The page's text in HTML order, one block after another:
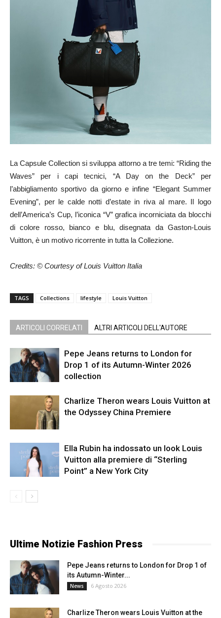
La Capsule Collection si sviluppa attorno a tre temi: “Riding the
Waves” per i capi tecnici, “A Day on the Deck” per
l’abbigliamento sportivo da giorno e infine “Elegant Summer
Evening”, per le calde notti d’estate in riva al mare. Il logo
dell’America’s Cup, l’iconica “V” grafica incorniciata da blocchi
di colore rosso, bianco e blu, disegnata da Gaston-Louis
Vuitton, è un motivo ricorrente in tutta la Collezione.
Credits: © Courtesy of Louis Vuitton Italia
TAGS Collections lifestyle Louis Vuitton
ARTICOLI CORRELATI ALTRI ARTICOLI DELL'AUTORE
Pepe Jeans returns to London for
Drop 1 of its Autumn-Winter 2026
collection
Charlize Theron wears Louis Vuitton at
the Odyssey China Premiere
Ella Rubin ha indossato un look Louis
Vuitton alla premiere di “Sterling
Point” a New York City
Ultime Notizie Fashion Press
Pepe Jeans returns to London for Drop 1 of
its Autumn-Winter...
News 6 Agosto 2026
Charlize Theron wears Louis Vuitton at the